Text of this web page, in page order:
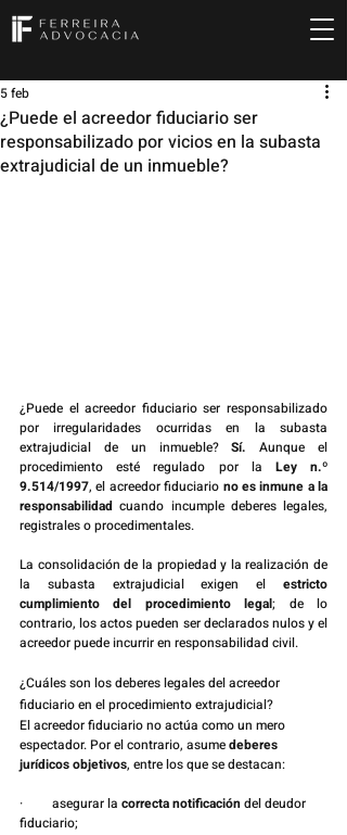
¿Puede el acreedor fiduciario ser
responsabilizado por vicios en la subasta
extrajudicial de un inmueble?
5 feb
¿Puede el acreedor fiduciario ser responsabilizado
por irregularidades ocurridas en la subasta
extrajudicial de un inmueble? Sí. Aunque el
procedimiento esté regulado por la Ley n.º
9.514/1997, el acreedor fiduciario no es inmune a la
responsabilidad cuando incumple deberes legales,
registrales o procedimentales.
La consolidación de la propiedad y la realización de
la subasta extrajudicial exigen el estricto
cumplimiento del procedimiento legal; de lo
contrario, los actos pueden ser declarados nulos y el
acreedor puede incurrir en responsabilidad civil.
¿Cuáles son los deberes legales del acreedor
fiduciario en el procedimiento extrajudicial?
El acreedor fiduciario no actúa como un mero
espectador. Por el contrario, asume deberes
jurídicos objetivos, entre los que se destacan:
·         asegurar la correcta notificación del deudor
fiduciario;